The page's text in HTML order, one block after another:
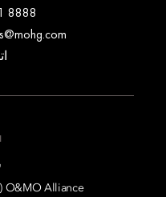
8888
O&MO Alliance (تحالف ماندارين وأوبروي)